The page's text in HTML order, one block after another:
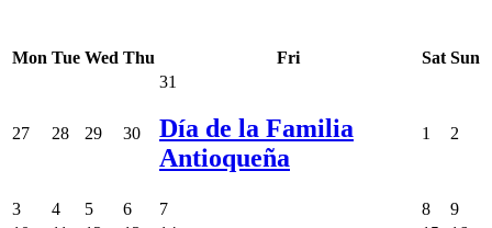
Mon Tue Wed Thu Fri Sat Sun
27 28 29 30
31
Día de la Familia
Antioqueña
1 2
3 4 5 6 7 8
9